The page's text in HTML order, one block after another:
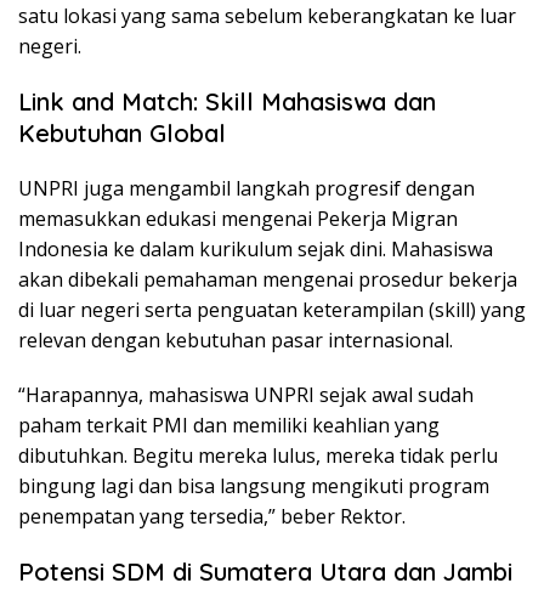
satu lokasi yang sama sebelum keberangkatan ke luar
negeri.
Link and Match: Skill Mahasiswa dan
Kebutuhan Global
UNPRI juga mengambil langkah progresif dengan
memasukkan edukasi mengenai Pekerja Migran
Indonesia ke dalam kurikulum sejak dini. Mahasiswa
akan dibekali pemahaman mengenai prosedur bekerja
di luar negeri serta penguatan keterampilan (skill) yang
relevan dengan kebutuhan pasar internasional.
“Harapannya, mahasiswa UNPRI sejak awal sudah
paham terkait PMI dan memiliki keahlian yang
dibutuhkan. Begitu mereka lulus, mereka tidak perlu
bingung lagi dan bisa langsung mengikuti program
penempatan yang tersedia,” beber Rektor.
Potensi SDM di Sumatera Utara dan Jambi